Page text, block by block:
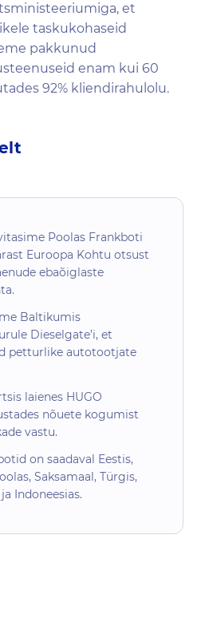
et
taskukohaseid
pakkunud
enam kui 60
92% kliendirahulolu.
Poolas Frankboti
Euroopa Kohtu otsust
ebaõiglaste
Baltikumis
Dieselgate’i, et
petturlike autotootjate
laienes HUGO
nõuete kogumist
vastu.
on saadaval Eestis,
Saksamaal, Türgis,
Indoneesias.